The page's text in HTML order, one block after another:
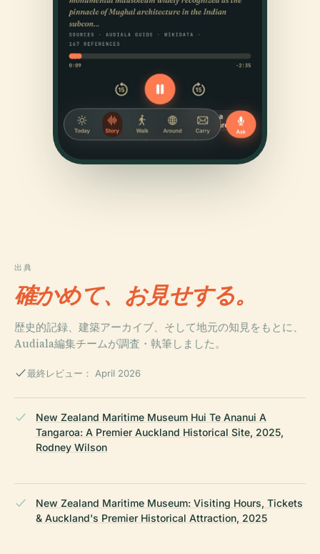
出典
確かめて、お見せする。
歴史的記録、建築アーカイブ、そして地元の知見をもとに、
Audiala編集チームが調査・執筆しました。
最終レビュー： April 2026
New Zealand Maritime Museum Hui Te Ananui A
Tangaroa: A Premier Auckland Historical Site, 2025,
Rodney Wilson
New Zealand Maritime Museum: Visiting Hours, Tickets
& Auckland's Premier Historical Attraction, 2025